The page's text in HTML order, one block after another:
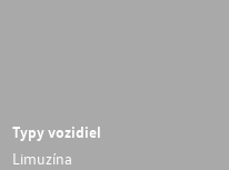
Typy vozidiel
Limuzína